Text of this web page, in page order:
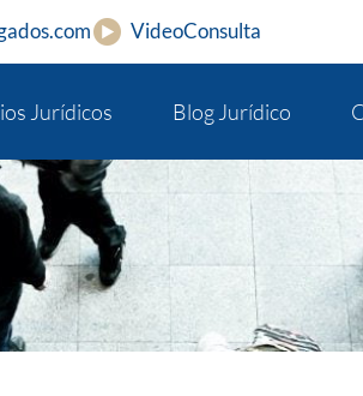
VideoConsulta
Jurídicos Blog Jurídico